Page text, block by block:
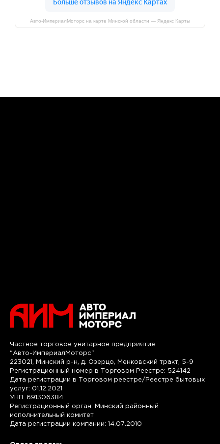
Авто-ИмпериалМоторс на карте Минской области — Яндекс Карты
Частное торговое унитарное предприятие
"Авто-ИмпериалМоторс"
223021, Минский р-н, д. Озерцо, Менковский тракт, 5-9
Регистрационный номер в Торговом Реестре: 524142
Дата регистрации в Торговом реестре/Реестре бытовых
услуг: 01.12.2021
УНП: 691306384
Регистрационный орган: Минский районный
исполнительный комитет
Дата регистрации компании: 14.07.2010